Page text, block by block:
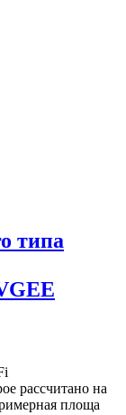
типа
рассчитано на
площа